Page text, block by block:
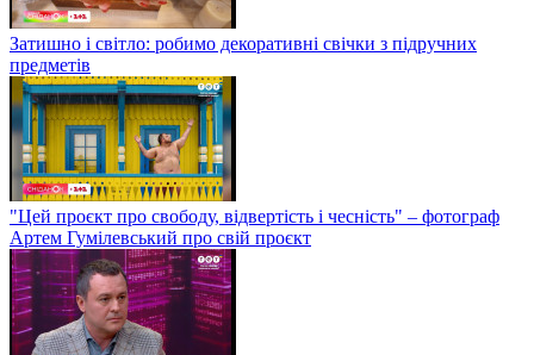
Затишно і світло: робимо декоративні свічки з підручних
предметів
"Цей проєкт про свободу, відвертість і чесність" – фотограф
Артем Гумілевський про свій проєкт